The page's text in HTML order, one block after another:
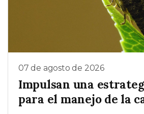
07 de agosto de 2026
Impulsan una
para el manejo de la